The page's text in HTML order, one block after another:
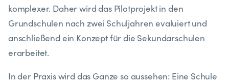
komplexer. Daher wird das Pilotprojekt in den
Grundschulen nach zwei Schuljahren evaluiert und
anschließend ein Konzept für die Sekundarschulen
erarbeitet.
In der Praxis wird das Ganze so aussehen: Eine Schule